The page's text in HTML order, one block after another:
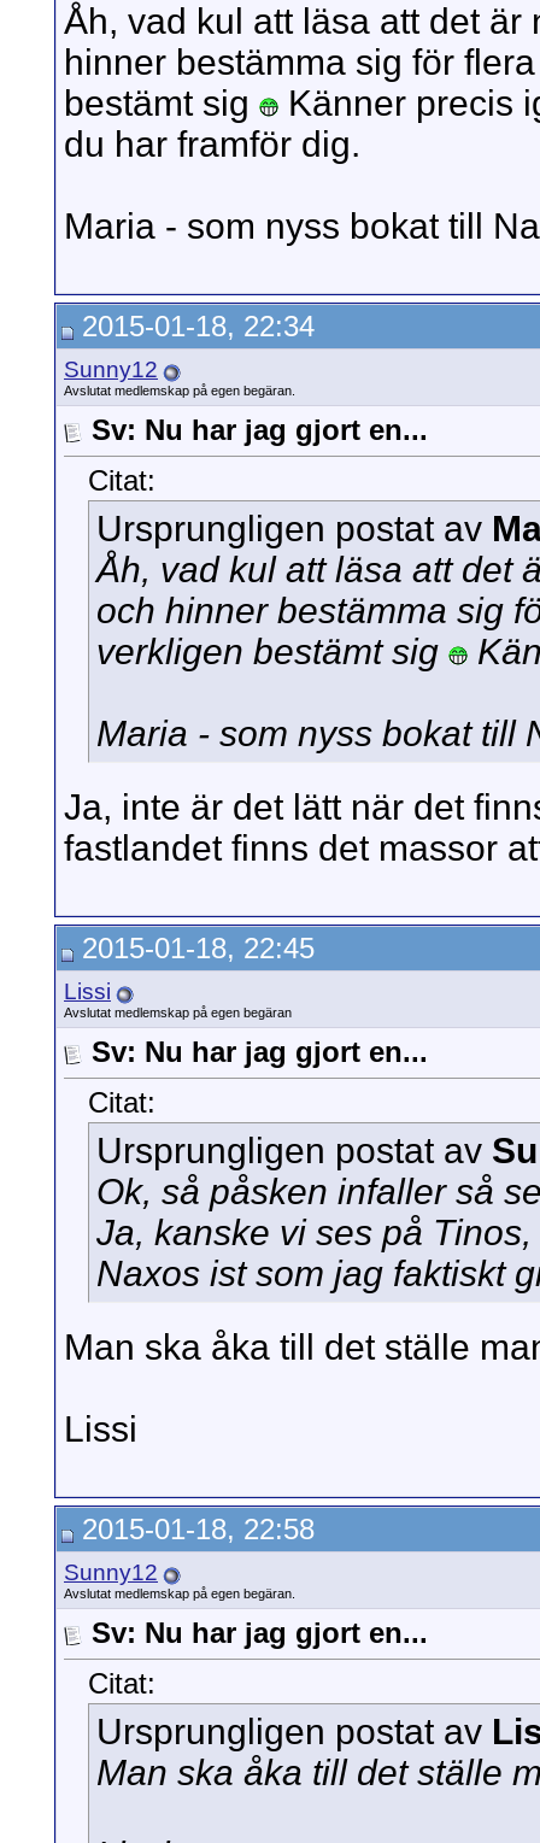
Åh, vad kul att läsa att det
hinner bestämma sig för
bestämt sig
Känner precis
du har framför dig.
Maria - som nyss bokat till
2015-01-18, 22:34
Sunny12
Avslutat medlemskap på egen begäran.
Sv: Nu har jag gjort en...
Citat:
Ursprungligen postat av
Åh, vad kul att läsa att det
och hinner bestämma sig
verkligen bestämt sig
Maria - som nyss bokat till
Ja, inte är det lätt när det
fastlandet finns det massor
2015-01-18, 22:45
Lissi
Avslutat medlemskap på egen begäran
Sv: Nu har jag gjort en...
Citat:
Ursprungligen postat av
Ok, så påsken infaller så
Ja, kanske vi ses på
Naxos ist som jag faktiskt
Man ska åka till det ställe
Lissi
2015-01-18, 22:58
Sunny12
Avslutat medlemskap på egen begäran.
Sv: Nu har jag gjort en...
Citat:
Ursprungligen postat av
Man ska åka till det ställe